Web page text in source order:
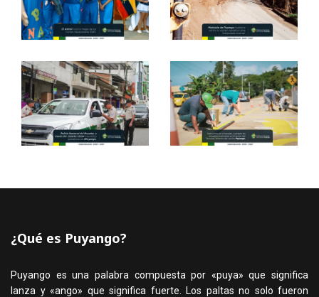
¿Qué es Puyango?
Puyango es una palabra compuesta por «puya» que significa
lanza y «ango» que significa fuerte. Los paltas no solo fueron